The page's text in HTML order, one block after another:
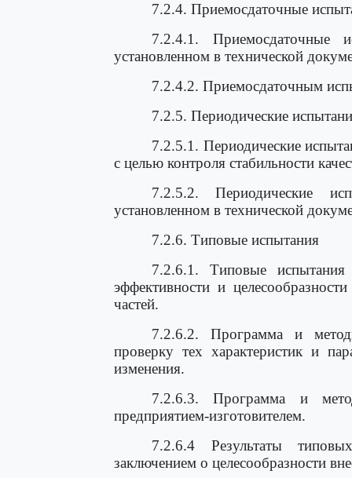
7.2.4. Приемосдаточные
7.2.4.1. Приемосдаточные
установленном в технической
7.2.4.2. Приемосдаточным
7.2.5. Периодические
7.2.5.1. Периодические
с целью контроля стабильности
7.2.5.2. Периодические
установленном в технической
7.2.6. Типовые испытания
7.2.6.1. Типовые
эффективности и
частей.
7.2.6.2. Программа и
проверку тех характеристик и
изменения.
7.2.6.3. Программа и
предприятием-изготовителем.
7.2.6.4 Результаты
заключением о целесообразности